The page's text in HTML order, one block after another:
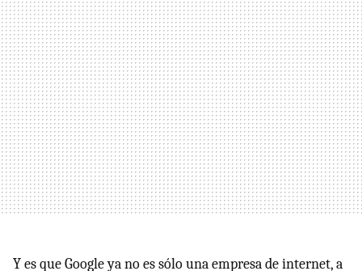
Y es que Google ya no es sólo una empresa de internet, a